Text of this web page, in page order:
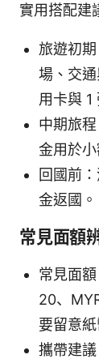
實用搭配建
旅遊初
場、交
用卡與 1
中期旅
金用於小
回國前
金返國。
常見面額
常見面
20、
要留意
攜帶建議